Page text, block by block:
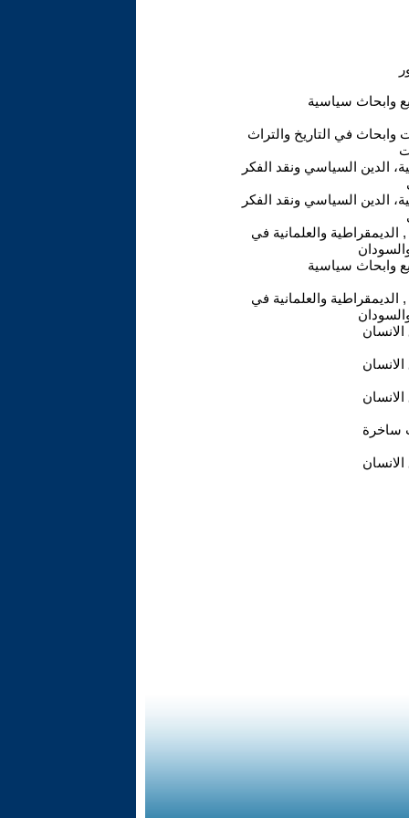
وابحاث سياسية
وابحاث في التاريخ والتراث
الدين السياسي ونقد الفكر
الدين السياسي ونقد الفكر
, الديمقراطية والعلمانية في
وابحاث سياسية
, الديمقراطية والعلمانية في
ساخرة